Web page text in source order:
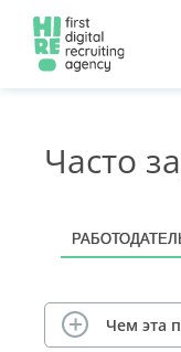
Часто
Чем эта